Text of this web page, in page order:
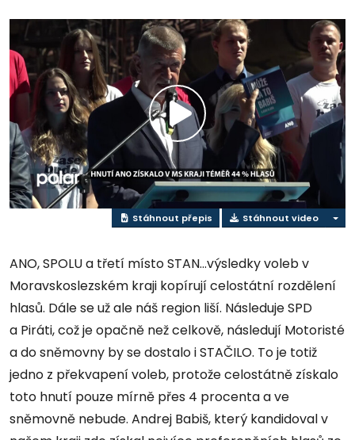
Přehrát
video
Stáhnout přepis Stáhnout video
ANO, SPOLU a třetí místo STAN...výsledky voleb v
Moravskoslezském kraji kopírují celostátní rozdělení
hlasů. Dále se už ale náš region liší. Následuje SPD
a Piráti, což je opačně než celkově, následují Motoristé
a do sněmovny by se dostalo i STAČILO. To je totiž
jedno z překvapení voleb, protože celostátně získalo
toto hnutí pouze mírně přes 4 procenta a ve
sněmovně nebude. Andrej Babiš, který kandidoval v